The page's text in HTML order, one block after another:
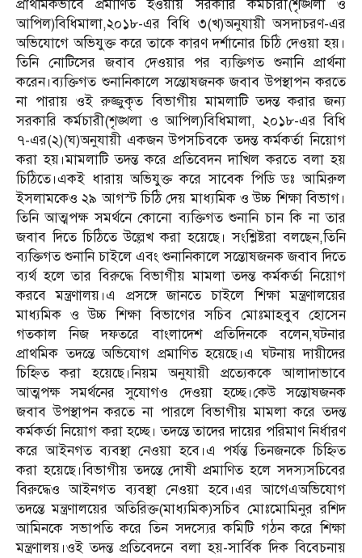
প্রাথমিকভাবে প্রমাণিত হওয়ায় সরকারি কর্মচারী(শৃঙ্খলা ও
আপিল)বিধিমালা,২০১৮-এর বিধি ৩(খ)অনুযায়ী অসদাচরণ-এর
অভিযোগে অভিযুক্ত করে তাকে কারণ দর্শানোর চিঠি দেওয়া হয়।
তিনি নোটিসের জবাব দেওয়ার পর ব্যক্তিগত শুনানি প্রার্থনা
করেন।ব্যক্তিগত শুনানিকালে সন্তোষজনক জবাব উপস্থাপন করতে
না পারায় ওই রুজ্জুকৃত বিভাগীয় মামলাটি তদন্ত করার জন্য
সরকারি কর্মচারী(শৃঙ্খলা ও আপিল)বিধিমালা, ২০১৮-এর বিধি
৭-এর(২)(ঘ)অনুযায়ী একজন উপসচিবকে তদন্ত কর্মকর্তা নিয়োগ
করা হয়।মামলাটি তদন্ত করে প্রতিবেদন দাখিল করতে বলা হয়
চিঠিতে।একই ধারায় অভিযুক্ত করে সাবেক পিডি ডঃ আমিরুল
ইসলামকেও ২৯ আগস্ট চিঠি দেয় মাধ্যমিক ও উচ্চ শিক্ষা বিভাগ।
তিনি আত্মপক্ষ সমর্থনে কোনো ব্যক্তিগত শুনানি চান কি না তার
জবাব দিতে চিঠিতে উল্লেখ করা হয়েছে। সংশ্লিষ্টরা বলছেন,তিনি
ব্যক্তিগত শুনানি চাইলে এবং শুনানিকালে সন্তোষজনক জবাব দিতে
ব্যর্থ হলে তার বিরুদ্ধে বিভাগীয় মামলা তদন্ত কর্মকর্তা নিয়োগ
করবে মন্ত্রণালয়।এ প্রসঙ্গে জানতে চাইলে শিক্ষা মন্ত্রণালয়ের
মাধ্যমিক ও উচ্চ শিক্ষা বিভাগের সচিব মোঃমাহবুব হোসেন
গতকাল নিজ দফতরে বাংলাদেশ প্রতিদিনকে বলেন,ঘটনার
প্রাথমিক তদন্তে অভিযোগ প্রমাণিত হয়েছে।এ ঘটনায় দায়ীদের
চিহ্নিত করা হয়েছে।নিয়ম অনুযায়ী প্রত্যেককে আলাদাভাবে
আত্মপক্ষ সমর্থনের সুযোগও দেওয়া হচ্ছে।কেউ সন্তোষজনক
জবাব উপস্থাপন করতে না পারলে বিভাগীয় মামলা করে তদন্ত
কর্মকর্তা নিয়োগ করা হচ্ছে। তদন্তে তাদের দায়ের পরিমাণ নির্ধারণ
করে আইনগত ব্যবস্থা নেওয়া হবে।এ পর্যন্ত তিনজনকে চিহ্নিত
করা হয়েছে।বিভাগীয় তদন্তে দোষী প্রমাণিত হলে সদস্যসচিবের
বিরুদ্ধেও আইনগত ব্যবস্থা নেওয়া হবে।এর আগেএঅভিযোগ
তদন্তে মন্ত্রণালয়ের অতিরিক্ত(মাধ্যমিক)সচিব মোঃমোমিনুর রশিদ
আমিনকে সভাপতি করে তিন সদস্যের কমিটি গঠন করে শিক্ষা
মন্ত্রণালয়।ওই তদন্ত প্রতিবেদনে বলা হয়-সার্বিক দিক বিবেচনায়